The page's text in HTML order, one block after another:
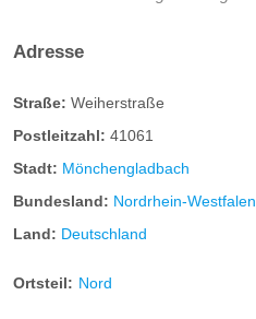
Adresse
Straße: Weiherstraße
Postleitzahl: 41061
Stadt: Mönchengladbach
Bundesland: Nordrhein-Westfalen
Land: Deutschland
Ortsteil: Nord